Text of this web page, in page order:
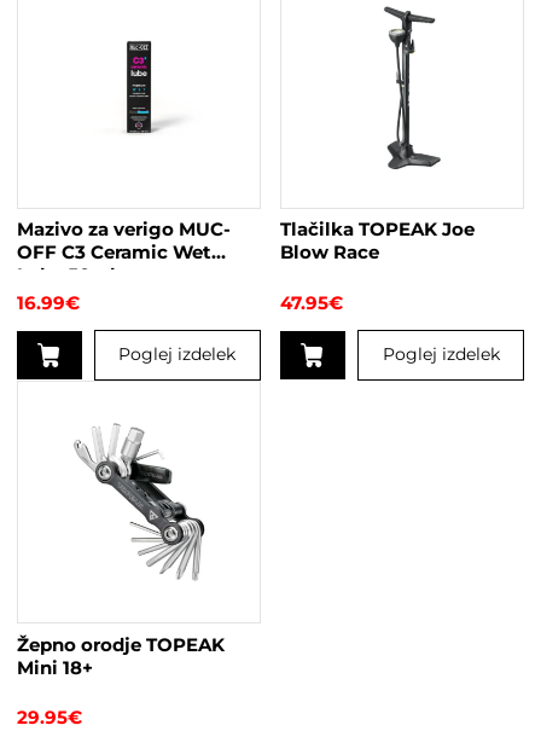
strani
izdelka
Mazivo za verigo MUC-
OFF C3 Ceramic Wet
Lube 50ml
16.99€
Poglej izdelek
Tlačilka TOPEAK Joe
Blow Race
47.95€
Poglej izdelek
Žepno orodje TOPEAK
Mini 18+
29.95€